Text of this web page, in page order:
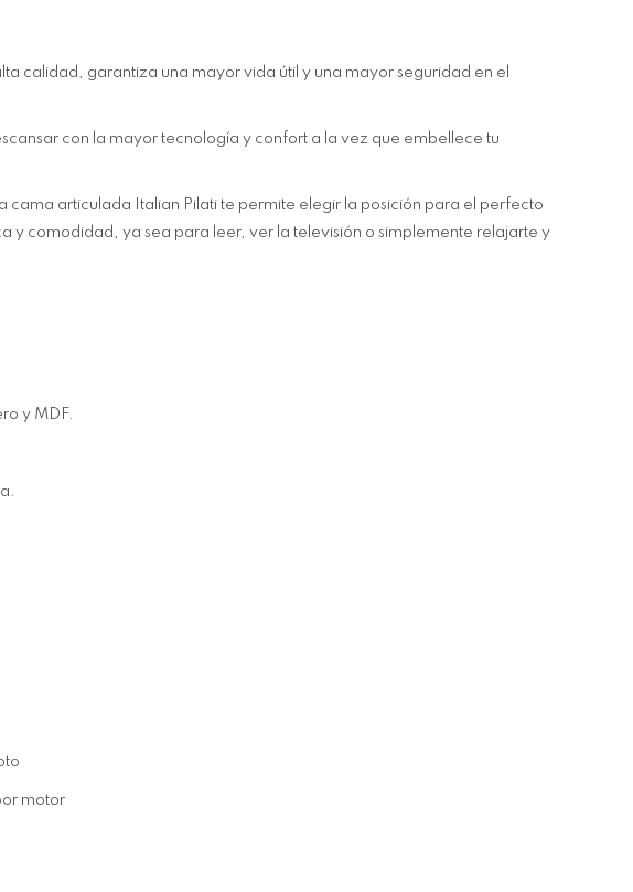
calidad, garantiza una mayor vida útil y una mayor seguridad en el
con la mayor tecnología y confort a la vez que embellece tu
cama articulada Italian Pilati te permite elegir la posición para el perfecto
y comodidad, ya sea para leer, ver la televisión o simplemente relajarte y
y MDF.
motor